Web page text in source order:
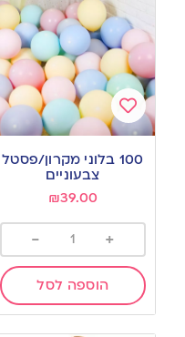
Add
to
wishlist
100 בלוני מקרון/פסטל
צבעוניים
₪39.00
+
-
הוספה לסל